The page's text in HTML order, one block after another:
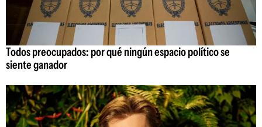
Todos preocupados: por qué ningún espacio político se
siente ganador